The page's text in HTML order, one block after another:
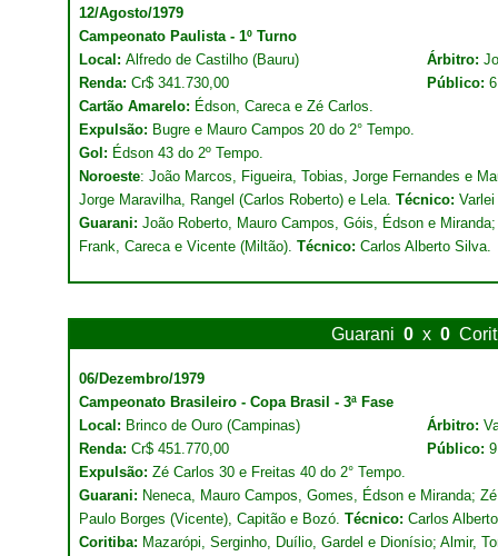
12/Agosto/1979
Campeonato Paulista - 1º Turno
Local: Alfredo de Castilho (Bauru) Árbitro:
Renda: Cr$ 341.730,00 Público:
Cartão Amarelo: Édson, Careca e Zé Carlos.
Expulsão: Bugre e Mauro Campos 20 do 2° Tempo.
Gol: Édson 43 do 2º Tempo.
Noroeste: João Marcos, Figueira, Tobias, Jorge Fernandes e
Jorge Maravilha, Rangel (Carlos Roberto) e Lela. Técnico:
Guarani: João Roberto, Mauro Campos, Góis, Édson e
Frank, Careca e Vicente (Miltão). Técnico: Carlos Alberto Silva.
Guarani 0 x 0
06/Dezembro/1979
Campeonato Brasileiro - Copa Brasil - 3ª Fase
Local: Brinco de Ouro (Campinas) Árbitro:
Renda: Cr$ 451.770,00 Público:
Expulsão: Zé Carlos 30 e Freitas 40 do 2° Tempo.
Guarani: Neneca, Mauro Campos, Gomes, Édson e Miranda;
Paulo Borges (Vicente), Capitão e Bozó. Técnico: Carlos
Coritiba: Mazarópi, Serginho, Duílio, Gardel e Dionísio; Almir,